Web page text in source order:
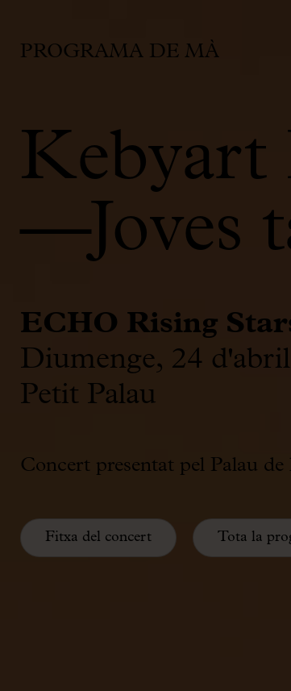
PROGRAMA DE MÀ
Kebyart
—Joves
ECHO Rising
Diumenge, 24
Petit Palau
Concert presentat pel Palau
Fitxa del concert Tota la